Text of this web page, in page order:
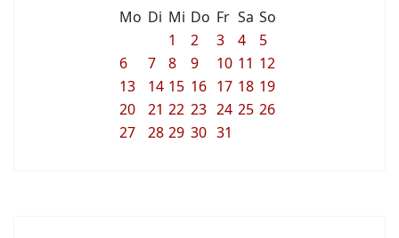
Mo Di Mi Do Fr Sa So
1
2 3 4
5
6
7 8 9 10 11 12
13
14 15 16 17 18 19
20
21 22 23 24 25 26
27
28 29 30 31